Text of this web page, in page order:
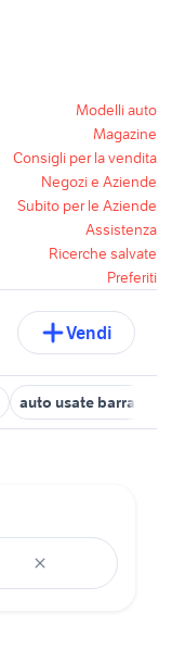
Modelli auto
Magazine
Consigli per la vendita
Negozi e Aziende
Subito per le Aziende
Assistenza
Ricerche salvate
Preferiti
Vendi
auto usate barrafranca